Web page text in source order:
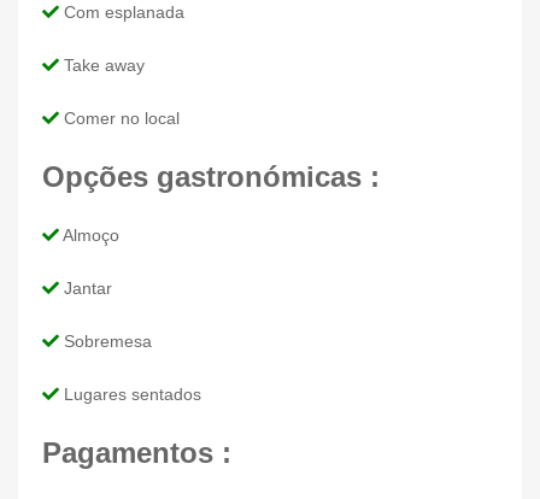
Com esplanada
Take away
Comer no local
Opções gastronómicas :
Almoço
Jantar
Sobremesa
Lugares sentados
Pagamentos :